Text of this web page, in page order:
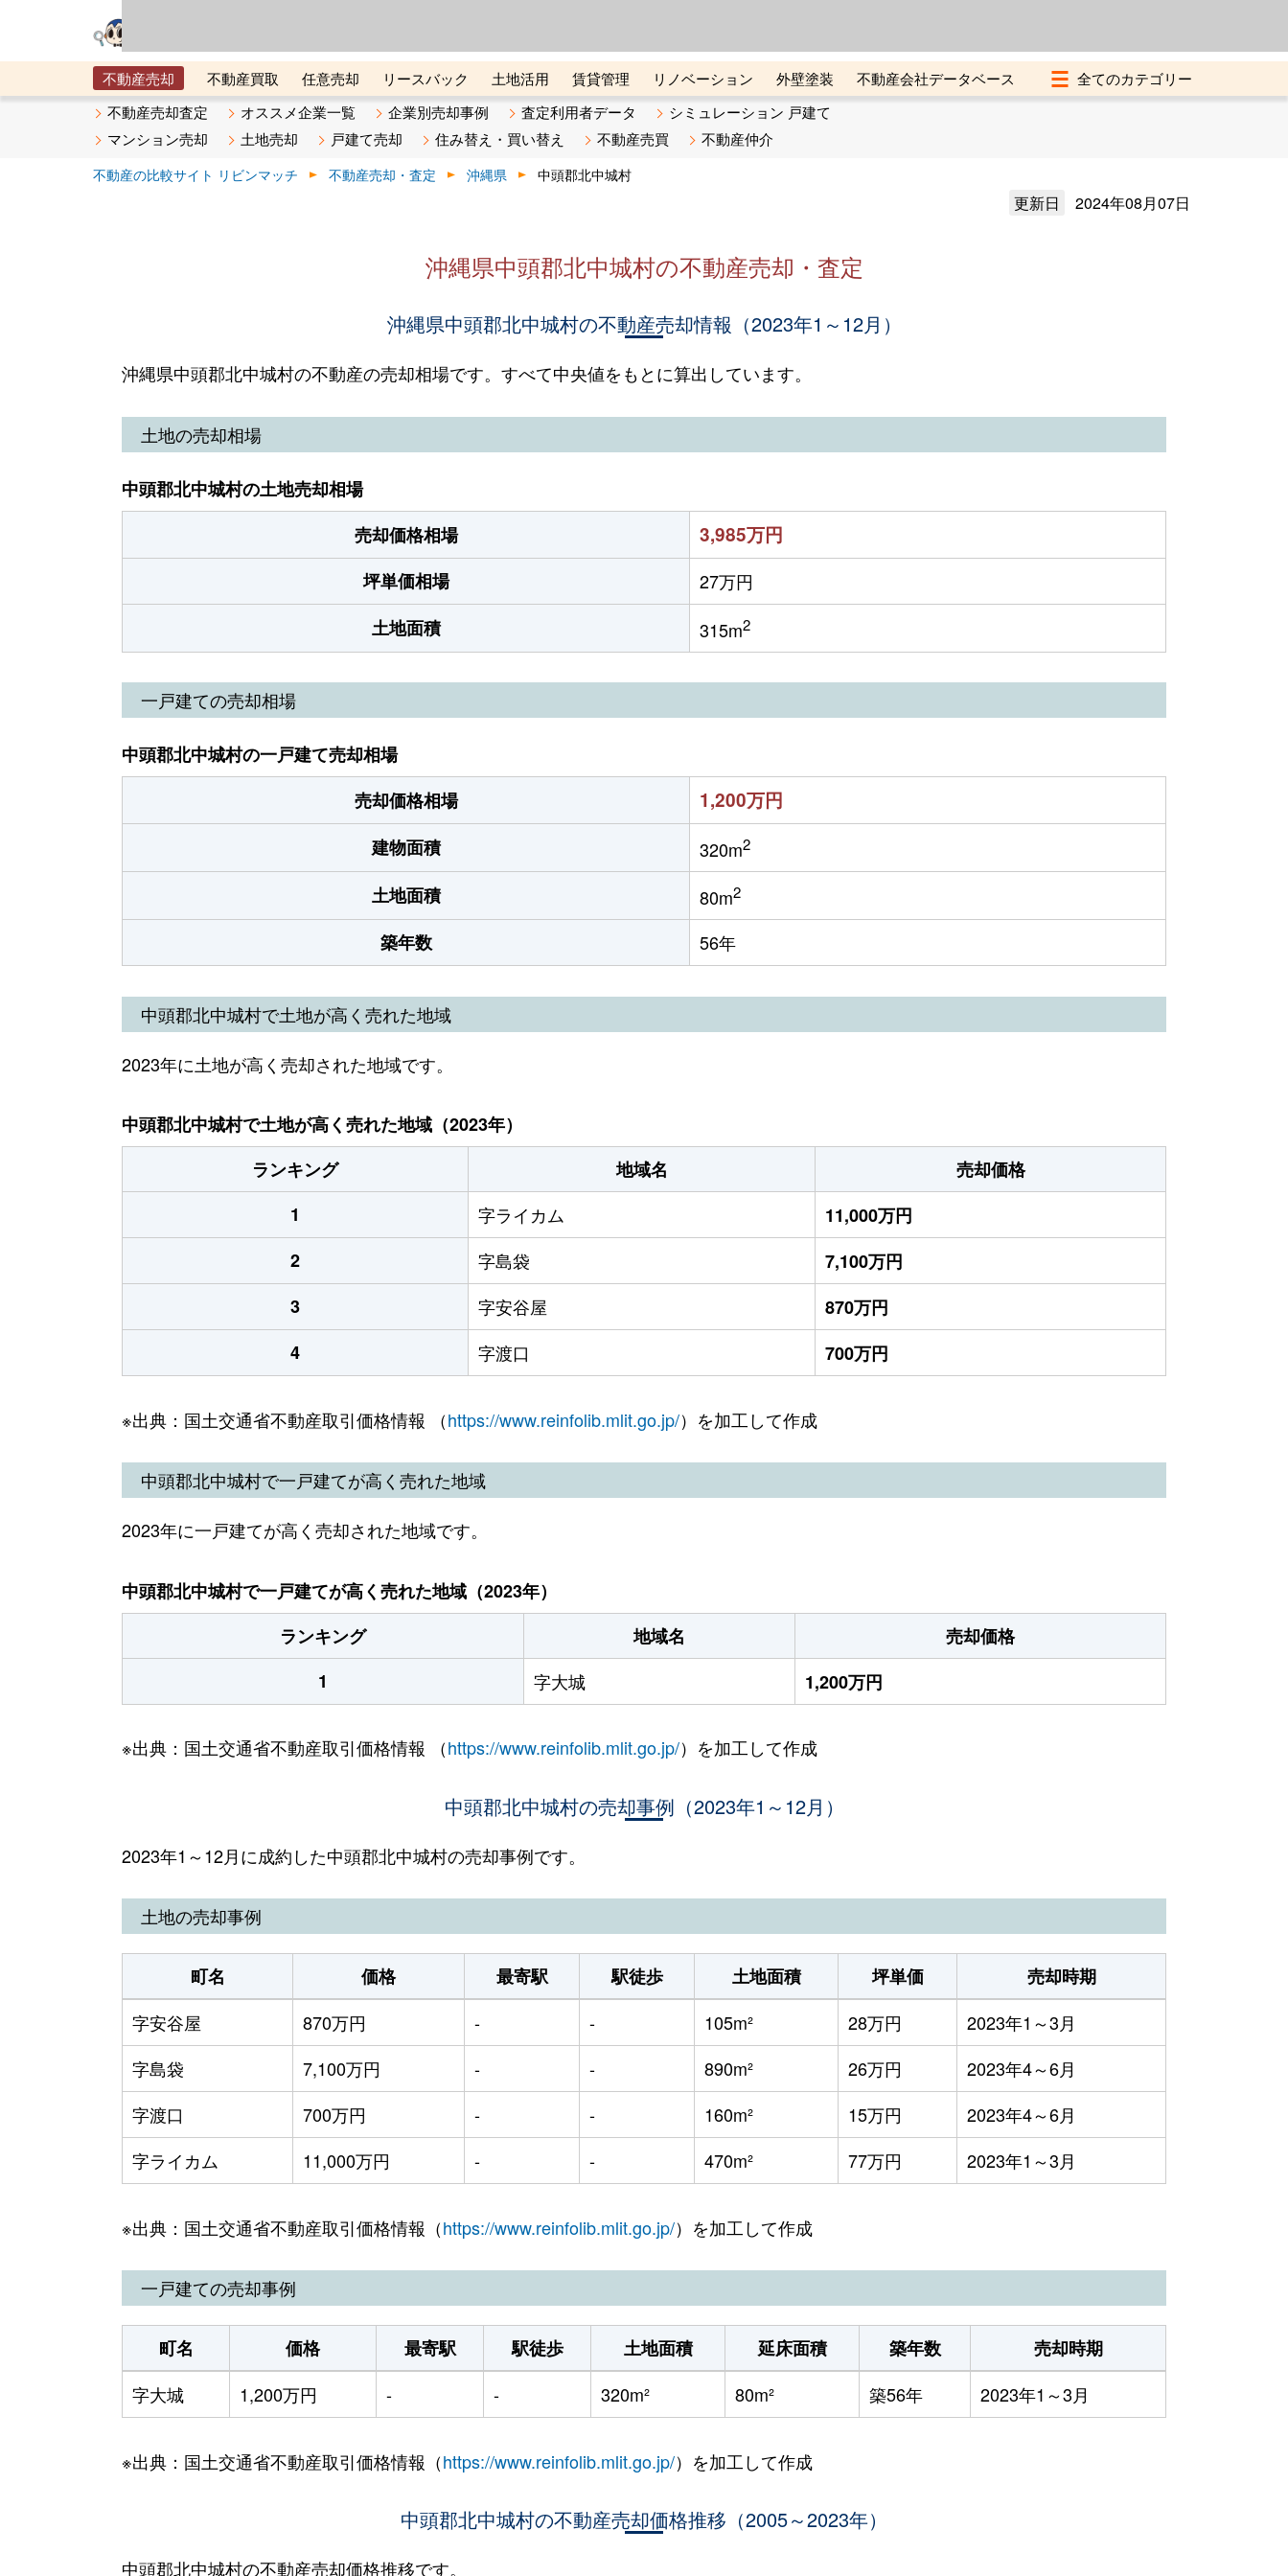
不動産売却 不動産買取 任意売却 リースバック 土地活用 賃貸管理 リノベーション 外壁塗装
不動産会社データベース
メタ住宅展示場
ベスト不動産カンパニー オンライン講座 リビンマガジンBiz 不動産売却ご相談デスク
不動産売却査定 オススメ企業一覧 企業別売却事例 査定利用者データ
シミュレーション 戸建て
マンション売却
土地売却 戸建て売却 住み替え・買い替え 不動産売買 不動産仲介
不動産の比較サイト リビンマッチ 不動産売却・査定 沖縄県 中頭郡北中城村
更新日 2024年08月07日
沖縄県中頭郡北中城村の不動産売却・査定
沖縄県中頭郡北中城村の不動産売却情報（2023年1～12月）
沖縄県中頭郡北中城村の不動産の売却相場です。すべて中央値をもとに算出しています。
土地の売却相場
中頭郡北中城村の土地売却相場
売却価格相場
3,985万円
坪単価相場
27万円
土地面積
315m2
一戸建ての売却相場
中頭郡北中城村の一戸建て売却相場
売却価格相場
1,200万円
建物面積 320m2
土地面積 80m2
築年数 56年
中頭郡北中城村で土地が高く売れた地域
2023年に土地が高く売却された地域です。
中頭郡北中城村で土地が高く売れた地域（2023年）
ランキング
地域名
売却価格
1
字ライカム
11,000万円
2
字島袋
7,100万円
3
字安谷屋
870万円
4
字渡口 700万円
※出典：国土交通省不動産取引価格情報 （https://www.reinfolib.mlit.go.jp/）を加工して作成
中頭郡北中城村で一戸建てが高く売れた地域
2023年に一戸建てが高く売却された地域です。
中頭郡北中城村で一戸建てが高く売れた地域（2023年）
ランキング
地域名
売却価格
1
字大城 1,200万円
※出典：国土交通省不動産取引価格情報 （https://www.reinfolib.mlit.go.jp/）を加工して作成
中頭郡北中城村の売却事例（2023年1～12月）
2023年1～12月に成約した中頭郡北中城村の売却事例です。
土地の売却事例
町名 価格 最寄駅 駅徒歩 土地面積 坪単価
売却時期
字安谷屋
870万円 - - 105m² 28万円
2023年1～3月
字島袋
7,100万円 - - 890m² 26万円
2023年4～6月
字渡口
700万円 - - 160m² 15万円
2023年4～6月
字ライカム
11,000万円 - - 470m² 77万円 2023年1～3月
※出典：国土交通省不動産取引価格情報（https://www.reinfolib.mlit.go.jp/）を加工して作成
一戸建ての売却事例
町名 価格 最寄駅 駅徒歩 土地面積 延床面積 築年数
売却時期
字大城
1,200万円 - - 320m² 80m² 築56年 2023年1～3月
※出典：国土交通省不動産取引価格情報（https://www.reinfolib.mlit.go.jp/）を加工して作成
中頭郡北中城村の不動産売却価格推移（2005～2023年）
中頭郡北中城村の不動産売却価格推移です。